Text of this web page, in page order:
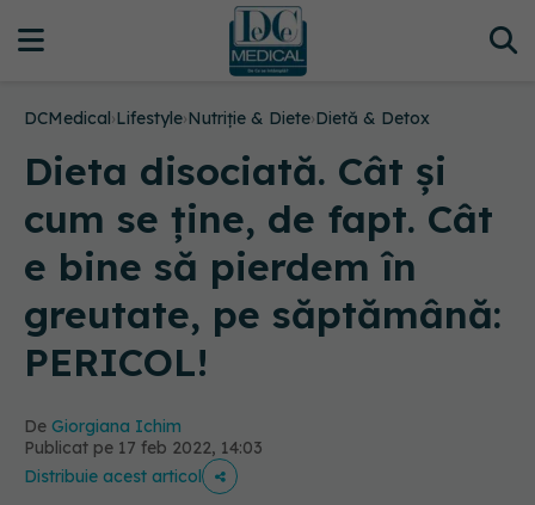
DCMedical›Lifestyle›Nutriție & Diete›Dietă & Detox
Dieta disociată. Cât și
cum se ține, de fapt. Cât
e bine să pierdem în
greutate, pe săptămână:
PERICOL!
De Giorgiana Ichim
Publicat pe 17 feb 2022, 14:03
Distribuie acest articol